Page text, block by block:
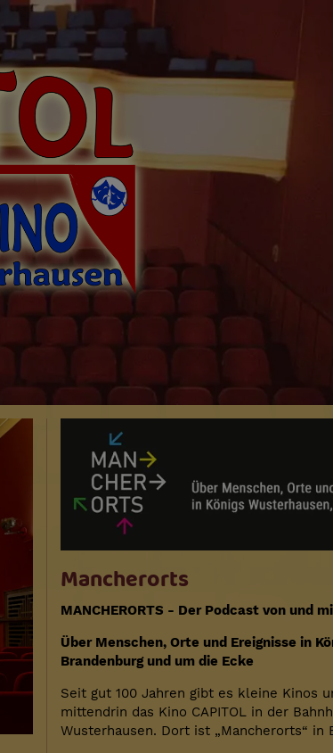
Mancherorts
MANCHERORTS - Der Podcast von und
Über Menschen, Orte und Ereignisse in
Brandenburg und um die Ecke
Seit gut 100 Jahren gibt es kleine Kinos
mittendrin das Kino CAPITOL in der
Wusterhausen. Dort ist „Mancherorts“ in